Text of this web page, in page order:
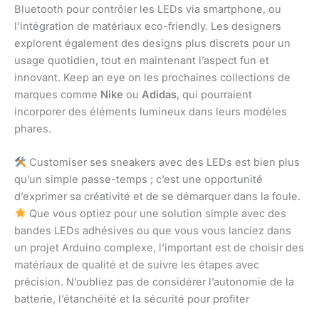
Bluetooth pour contrôler les LEDs via smartphone, ou
l’intégration de matériaux eco-friendly. Les designers
explorent également des designs plus discrets pour un
usage quotidien, tout en maintenant l’aspect fun et
innovant. Keep an eye on les prochaines collections de
marques comme Nike ou Adidas, qui pourraient
incorporer des éléments lumineux dans leurs modèles
phares.
Customiser ses sneakers avec des LEDs est bien plus
qu’un simple passe-temps ; c’est une opportunité
d’exprimer sa créativité et de se démarquer dans la foule.
Que vous optiez pour une solution simple avec des
bandes LEDs adhésives ou que vous vous lanciez dans
un projet Arduino complexe, l’important est de choisir des
matériaux de qualité et de suivre les étapes avec
précision. N’oubliez pas de considérer l’autonomie de la
batterie, l’étanchéité et la sécurité pour profiter